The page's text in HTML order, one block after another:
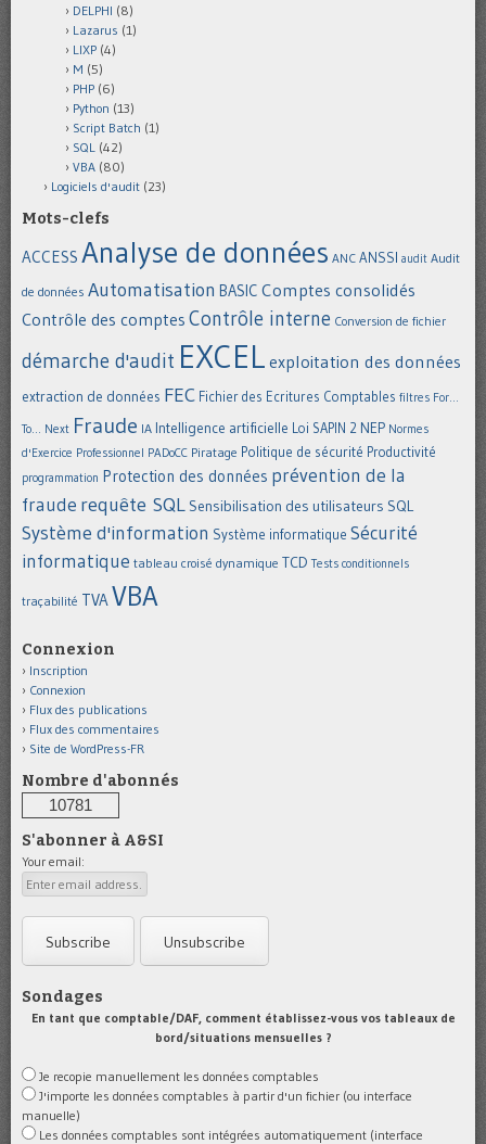
DELPHI (8)
Lazarus (1)
LIXP (4)
M (5)
PHP (6)
Python (13)
Script Batch (1)
SQL (42)
VBA (80)
Logiciels d'audit (23)
Mots-clefs
ACCESS Analyse de données ANC ANSSI audit Audit
de données Automatisation BASIC Comptes consolidés
Contrôle des comptes Contrôle interne Conversion de fichier
démarche d'audit EXCEL exploitation des données
extraction de données FEC Fichier des Ecritures Comptables filtres For...
To... Next Fraude IA Intelligence artificielle Loi SAPIN 2 NEP Normes
d'Exercice Professionnel PADoCC Piratage Politique de sécurité Productivité
programmation Protection des données prévention de la
fraude requête SQL Sensibilisation des utilisateurs SQL
Système d'information Système informatique Sécurité
informatique tableau croisé dynamique TCD Tests conditionnels
traçabilité TVAVBA
Connexion
Inscription
Connexion
Flux des publications
Flux des commentaires
Site de WordPress-FR
Nombre d'abonnés
10781
S'abonner à A&SI
Your email:
Sondages
En tant que comptable/DAF, comment établissez-vous vos tableaux de
bord/situations mensuelles ?
Je recopie manuellement les données comptables
J'importe les données comptables à partir d'un fichier (ou interface
manuelle)
Les données comptables sont intégrées automatiquement (interface